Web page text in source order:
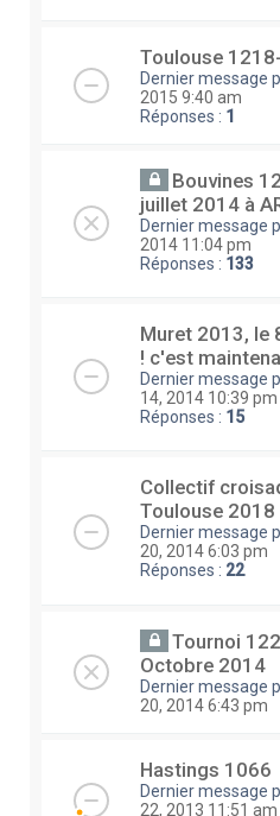
Toulouse
Dernier message
2015 9:40 am
Réponses : 1
Bouvines
juillet 2014 à
Dernier message
2014 11:04 pm
Réponses : 133
Muret 2013, le
! c'est
Dernier message
14, 2014 10:39 pm
Réponses : 15
Collectif
Toulouse
Dernier message
20, 2014 6:03 pm
Réponses : 22
Tournoi
Octobre 2014
Dernier message
20, 2014 6:43 pm
Hastings 1066
Dernier message
22, 2013 11:51 am